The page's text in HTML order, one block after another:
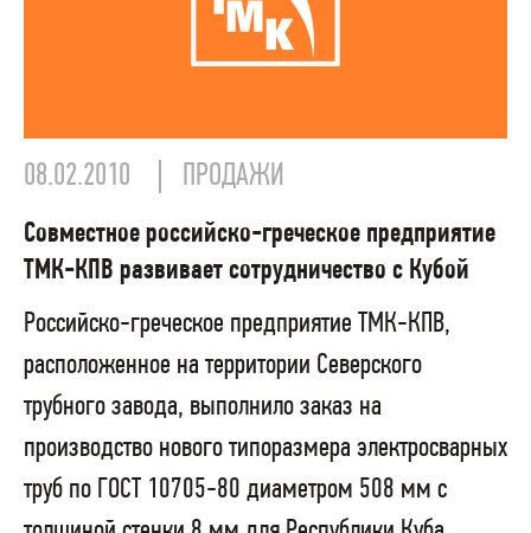
08.02.2010 ПРОДАЖИ
Совместное российско-греческое предприятие
ТМК-КПВ развивает сотрудничество с Кубой
Российско-греческое предприятие ТМК-КПВ,
расположенное на территории Северского
трубного завода, выполнило заказ на
производство нового типоразмера электросварных
труб по ГОСТ 10705-80 диаметром 508 мм с